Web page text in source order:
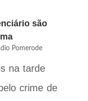
são
Pomerode
na tarde
crime de